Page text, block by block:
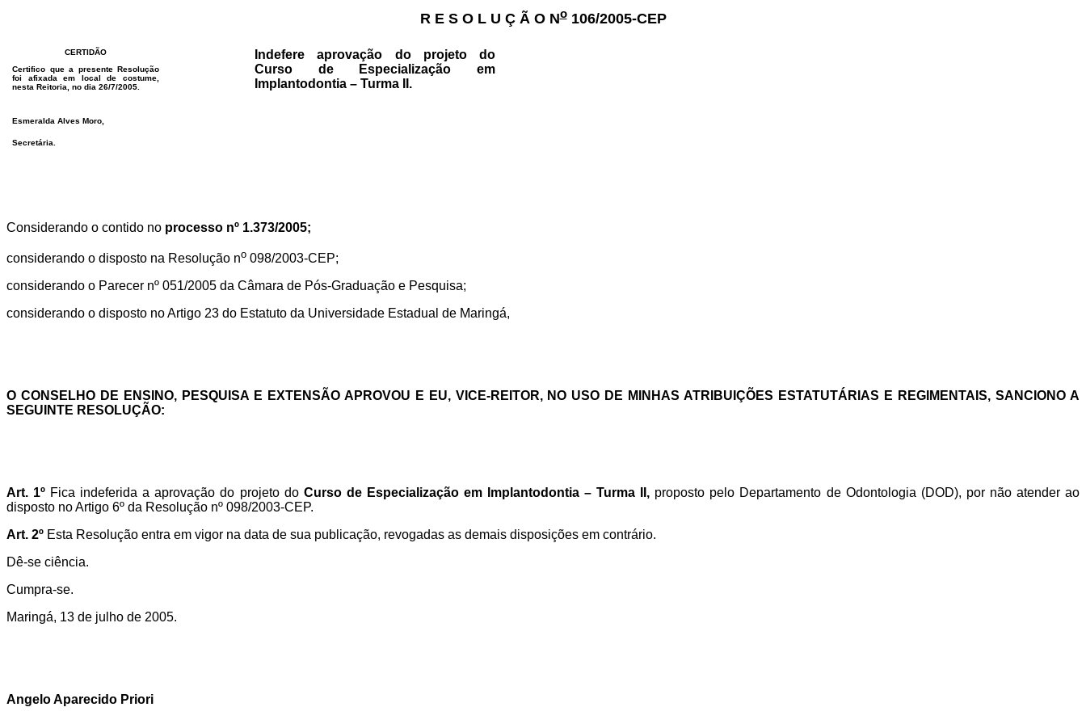
R E S O L U Ç Ã O No106/2005-CEP
CERTIDÃO
Certifico que a presente Resolução
foi afixada em local de costume,
nesta Reitoria, no dia 26/7/2005.
Esmeralda Alves Moro,
Secretária.
Indefere aprovação do projeto do
Curso de Especialização em
Implantodontia – Turma II.
Considerando o contido no processo nº 1.373/2005;
considerando o disposto na Resolução no 098/2003-CEP;
considerando o Parecer nº 051/2005 da Câmara de Pós-Graduação e Pesquisa;
considerando o disposto no Artigo 23 do Estatuto da Universidade Estadual de Maringá,
O CONSELHO DE ENSINO, PESQUISA E EXTENSÃO APROVOU E EU, VICE-REITOR, NO USO DE MINHAS ATRIBUIÇÕES ESTATUTÁRIAS E REGIMENTAIS, SANCIONO A
SEGUINTE RESOLUÇÃO:
Art. 1º Fica indeferida a aprovação do projeto do Curso de Especialização em Implantodontia – Turma II, proposto pelo Departamento de Odontologia (DOD), por não atender ao
disposto no Artigo 6º da Resolução nº 098/2003-CEP.
Art. 2º Esta Resolução entra em vigor na data de sua publicação, revogadas as demais disposições em contrário.
Dê-se ciência.
Cumpra-se.
Maringá, 13 de julho de 2005.
Angelo Aparecido Priori